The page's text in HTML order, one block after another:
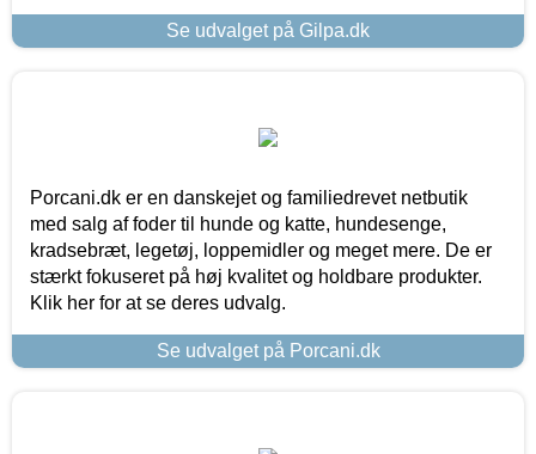
Se udvalget på Gilpa.dk
Porcani.dk er en danskejet og familiedrevet netbutik
med salg af foder til hunde og katte, hundesenge,
kradsebræt, legetøj, loppemidler og meget mere. De er
stærkt fokuseret på høj kvalitet og holdbare produkter.
Klik her for at se deres udvalg.
Se udvalget på Porcani.dk